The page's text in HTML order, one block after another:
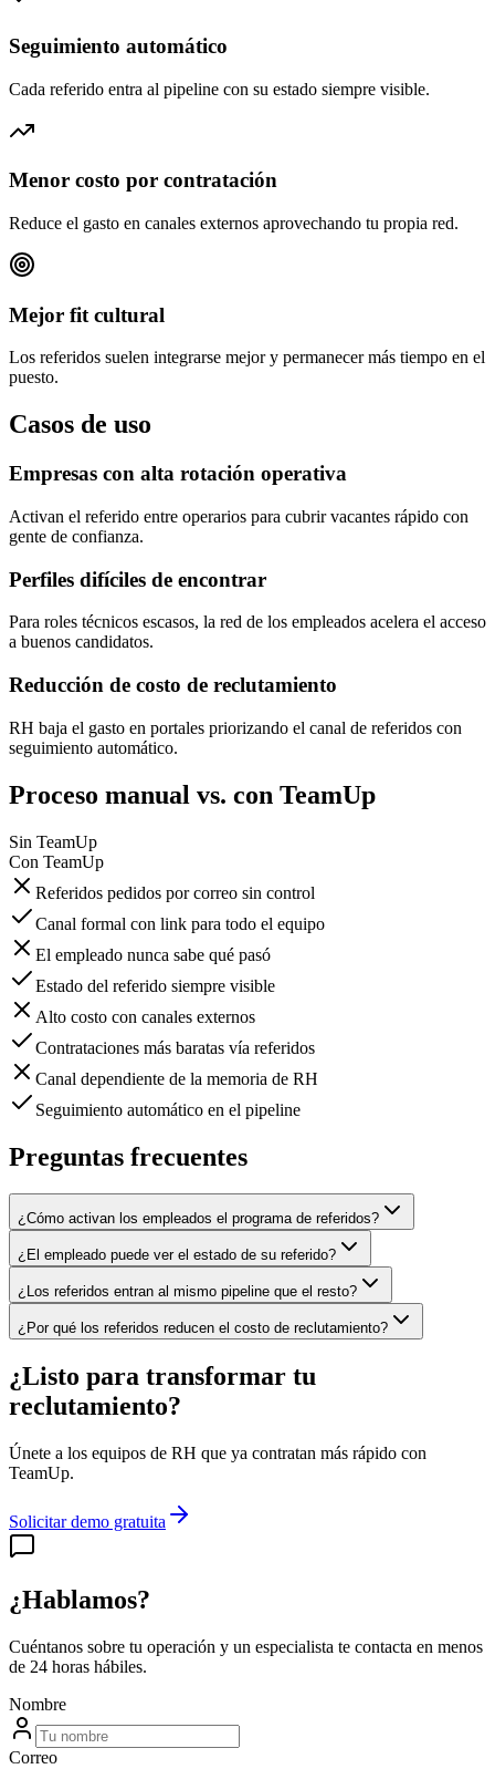
Seguimiento automático
Cada referido entra al pipeline con su estado siempre visible.
Menor costo por contratación
Reduce el gasto en canales externos aprovechando tu propia red.
Mejor fit cultural
Los referidos suelen integrarse mejor y permanecer más tiempo en el
puesto.
Casos de uso
Empresas con alta rotación operativa
Activan el referido entre operarios para cubrir vacantes rápido con
gente de confianza.
Perfiles difíciles de encontrar
Para roles técnicos escasos, la red de los empleados acelera el acceso
a buenos candidatos.
Reducción de costo de reclutamiento
RH baja el gasto en portales priorizando el canal de referidos con
seguimiento automático.
Proceso manual vs. con TeamUp
Sin TeamUp
Con TeamUp
Referidos pedidos por correo sin control
Canal formal con link para todo el equipo
El empleado nunca sabe qué pasó
Estado del referido siempre visible
Alto costo con canales externos
Contrataciones más baratas vía referidos
Canal dependiente de la memoria de RH
Seguimiento automático en el pipeline
Preguntas frecuentes
¿Cómo activan los empleados el programa de referidos?
¿El empleado puede ver el estado de su referido?
¿Los referidos entran al mismo pipeline que el resto?
¿Por qué los referidos reducen el costo de reclutamiento?
¿Listo para transformar tu
reclutamiento?
Únete a los equipos de RH que ya contratan más rápido con
TeamUp.
Solicitar demo gratuita
¿Hablamos?
Cuéntanos sobre tu operación y un especialista te contacta en menos
de 24 horas hábiles.
Nombre
Correo